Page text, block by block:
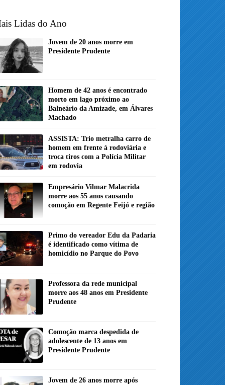
Lidas do Ano
Jovem de 20 anos morre em
Presidente Prudente
Homem de 42 anos é encontrado
morto em lago próximo ao
Balneário da Amizade, em Álvares
Machado
ASSISTA: Trio metralha carro de
homem em frente à rodoviária e
troca tiros com a Polícia Militar
em rodovia
Empresário Vilmar Malacrida
morre aos 55 anos causando
comoção em Regente Feijó e região
Primo do vereador Edu da Padaria
é identificado como vítima de
homicídio no Parque do Povo
Professora da rede municipal
morre aos 48 anos em Presidente
Prudente
Comoção marca despedida de
adolescente de 13 anos em
Presidente Prudente
Jovem de 26 anos morre após